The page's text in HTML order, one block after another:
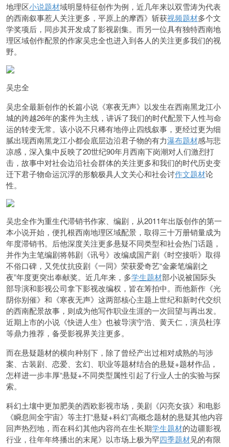
地理区小说题材域明显特征创作为例，近几年来以双雪涛为代表
的西南叙事惹人关注更多，平原上的摩西》斩获视频题材多个文
学奖项后，同步其开发成了影视剧集。而另一位具有独特西南地
理区域创作配景的作家吴忠全也进入到各人的关注更多我们的视
野。
吴忠全
吴忠全最新创作的长篇小说《寒夜无声》以发生在西南黑龙江小
城的跨越26年的案件为主线，讲诉了我们的时代配景下人性与命
运的转变无常。该小说不只稀有地停止四线叙事，更经过更为细
腻出现西南黑龙江小都会底层边沿君子物的有力瀑布题材感与悲
凉感，深入集中反映了20世纪90年月西南下岗潮对人们激烈打
击，故事中对社会边沿社会群体的关注更多和我们的时代历史变
迁下君子物命运沉浮的形貌极具人文关心和社会讨作文题材论
性。
吴忠全作为重生代滞销书作家、编剧，从2011年出版创作的第一
本小说开始，便扎根西南地理区域配景，取得三十万册销量成为
年度滞销书。后他深度关注更多悬疑不同类型和社会热门话题，
并作为主笔编剧将韩剧《讯号》改编成国产剧《时空接听》取得
不俗口碑，又凭仗抗疫剧《一同》荣获爱奇艺“金豪笔编剧之
夜”年度更突出奉献奖。近几年来，多学生题材部小说被国际头
部导演和影视公司拿下影视改编权，皆在筹拍中。而他新作《光
阴你别催》和《寒夜无声》这两部核心主题上世纪和新时代交织
的西南配景故事，则成为他写作职业生涯的一次回望与再出发。
近期上市的小说《快进人生》也被导演宁浩、黄天仁，演员杜淳
等鼎力推荐，备受影视界关注更多。
而在悬疑题材的横向种别下，除了曾经产出过相对成熟的与涉
案、古装剧、恋爱、玄幻、职业等题材结合的悬疑+题材作品，
怎样进一步丰厚“悬疑+不同类型属性引起了行业人士的实验与探
索。
科幻土壤中更加肥美的西欧影视市场，美剧《闪亮女孩》和电影
《瞬息间全宇宙》等主打“悬疑+科幻”高概念题材的悬疑其他内容
回声热烈地，而在科幻其他内容尚在生长期学生题材的边疆影视
行业，往年年终播出的末尾》以市场上极为罕四季题材见的有限